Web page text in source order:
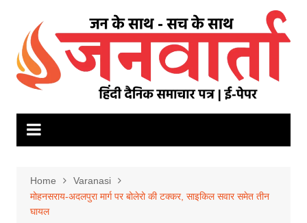
content
Home
Varanasi
मोहनसराय-अदलपुरा मार्ग पर बोलेरो की टक्कर, साइकिल सवार समेत तीन
घायल